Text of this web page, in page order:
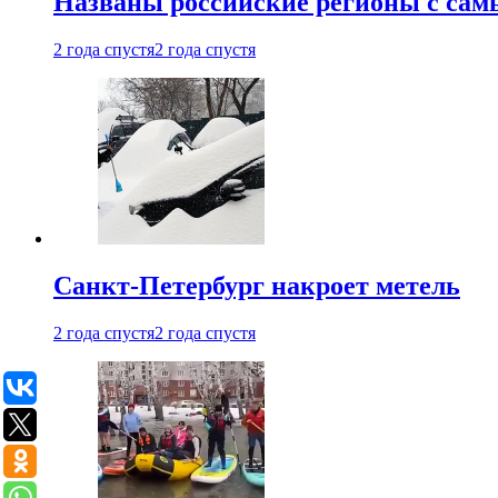
2 года спустя2 года спустя
Санкт-Петербург накроет метель
2 года спустя2 года спустя